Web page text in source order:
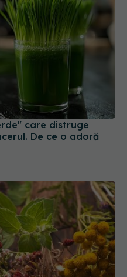
care distruge
De ce o adoră